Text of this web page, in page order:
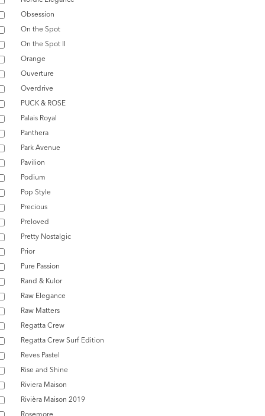
Obsession
On the Spot
On the Spot II
Orange
Ouverture
Overdrive
PUCK & ROSE
Palais Royal
Panthera
Park Avenue
Pavilion
Podium
Pop Style
Precious
Preloved
Pretty Nostalgic
Prior
Pure Passion
Rand & Kulor
Raw Elegance
Raw Matters
Regatta Crew
Regatta Crew Surf Edition
Reves Pastel
Rise and Shine
Riviera Maison
Rivièra Maison 2019
Rosemore